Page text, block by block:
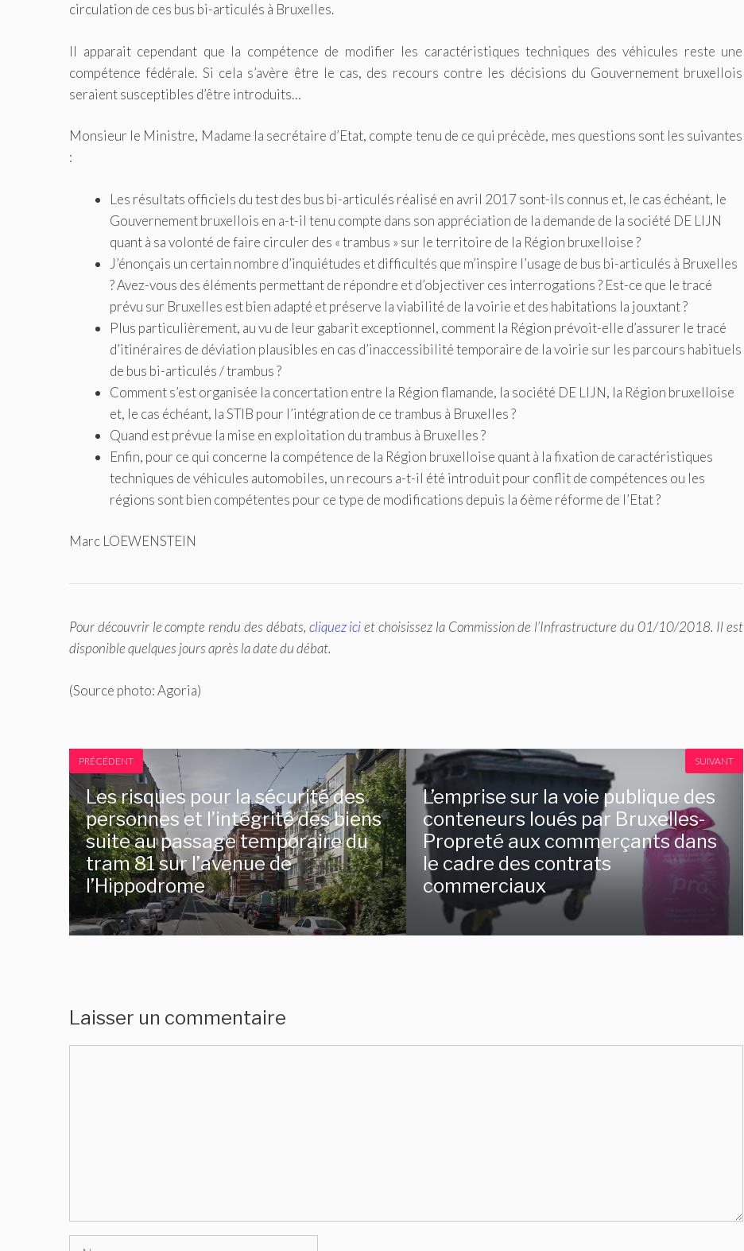
circulation de ces bus bi-articulés à Bruxelles.
Il apparait cependant que la compétence de modifier les caractéristiques techniques des véhicules reste une
compétence fédérale. Si cela s’avère être le cas, des recours contre les décisions du Gouvernement bruxellois
seraient susceptibles d’être introduits…
Monsieur le Ministre, Madame la secrétaire d’Etat, compte tenu de ce qui précède, mes questions sont les suivantes
:
Les résultats officiels du test des bus bi-articulés réalisé en avril 2017 sont-ils connus et, le cas échéant, le
Gouvernement bruxellois en a-t-il tenu compte dans son appréciation de la demande de la société DE LIJN
quant à sa volonté de faire circuler des « trambus » sur le territoire de la Région bruxelloise ?
J’énonçais un certain nombre d’inquiétudes et difficultés que m’inspire l’usage de bus bi-articulés à Bruxelles
? Avez-vous des éléments permettant de répondre et d’objectiver ces interrogations ? Est-ce que le tracé
prévu sur Bruxelles est bien adapté et préserve la viabilité de la voirie et des habitations la jouxtant ?
Plus particulièrement, au vu de leur gabarit exceptionnel, comment la Région prévoit-elle d’assurer le tracé
d’itinéraires de déviation plausibles en cas d’inaccessibilité temporaire de la voirie sur les parcours habituels
de bus bi-articulés / trambus ?
Comment s’est organisée la concertation entre la Région flamande, la société DE LIJN, la Région bruxelloise
et, le cas échéant, la STIB pour l’intégration de ce trambus à Bruxelles ?
Quand est prévue la mise en exploitation du trambus à Bruxelles ?
Enfin, pour ce qui concerne la compétence de la Région bruxelloise quant à la fixation de caractéristiques
techniques de véhicules automobiles, un recours a-t-il été introduit pour conflit de compétences ou les
régions sont bien compétentes pour ce type de modifications depuis la 6ème réforme de l’Etat ?
Marc LOEWENSTEIN
Pour découvrir le compte rendu des débats, cliquez iciet choisissez la Commission de l’Infrastructure du 01/10/2018. Il est
disponible quelques jours après la date du débat.
(Source photo: Agoria)
PRÉCÉDENT
Les risques pour la sécurité des
personnes et l’intégrité des biens
suite au passage temporaire du
tram 81 sur l’avenue de
l’Hippodrome
L’emprise sur la voie publique des
conteneurs loués par Bruxelles-
Propreté aux commerçants dans
le cadre des contrats
commerciaux
SUIVANT
Laisser un commentaire
Nom